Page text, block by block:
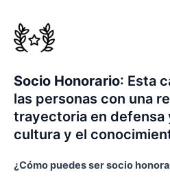
Socio Honorario: Esta
las personas con una
trayectoria en defensa
cultura y el
¿Cómo puedes ser socio